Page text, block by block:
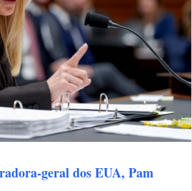
geral dos EUA, Pam